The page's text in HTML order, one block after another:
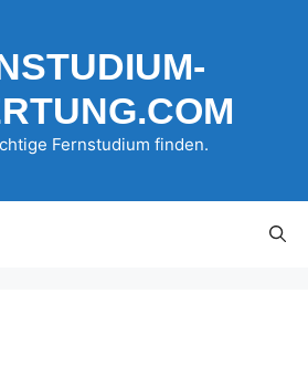
Fernstudium finden.